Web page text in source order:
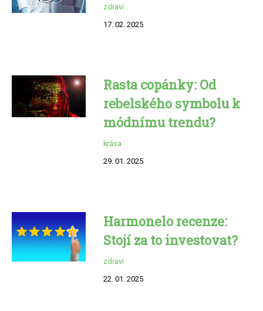
zdraví
17. 02. 2025
Rasta copánky: Od
rebelského symbolu k
módnímu trendu?
krása
29. 01. 2025
Harmonelo recenze:
Stojí za to investovat?
zdraví
22. 01. 2025